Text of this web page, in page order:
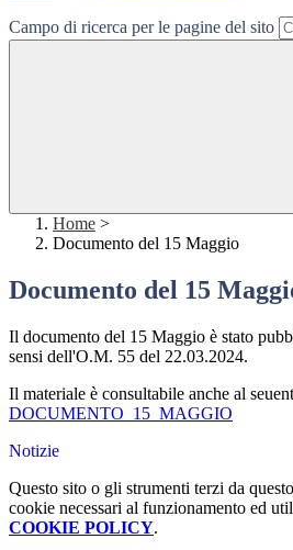
Campo di ricerca per le pagine del sito
Home >
Documento del 15 Maggio
Documento del 15
Il documento del 15 Maggio è stato
sensi dell'O.M. 55 del 22.03.2024.
Il materiale è consultabile anche al
DOCUMENTO_15_MAGGIO
Notizie
Questo sito o gli strumenti terzi da
cookie necessari al funzionamento ed
COOKIE POLICY.